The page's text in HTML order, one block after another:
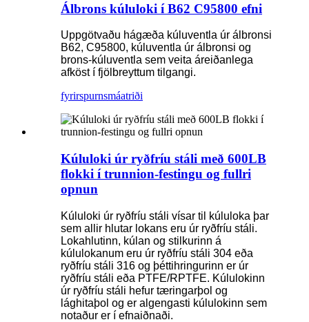
Álbrons kúluloki í B62 C95800 efni
Uppgötvaðu hágæða kúluventla úr álbronsi
B62, C95800, kúluventla úr álbronsi og
brons-kúluventla sem veita áreiðanlega
afköst í fjölbreyttum tilgangi.
fyrirspurnsmáatriði
Kúluloki úr ryðfríu stáli með 600LB
flokki í trunnion-festingu og fullri
opnun
Kúluloki úr ryðfríu stáli vísar til kúluloka þar
sem allir hlutar lokans eru úr ryðfríu stáli.
Lokahlutinn, kúlan og stilkurinn á
kúlulokanum eru úr ryðfríu stáli 304 eða
ryðfríu stáli 316 og þéttihringurinn er úr
ryðfríu stáli eða PTFE/RPTFE. Kúlulokinn
úr ryðfríu stáli hefur tæringarþol og
lághitaþol og er algengasti kúlulokinn sem
notaður er í efnaiðnaði.